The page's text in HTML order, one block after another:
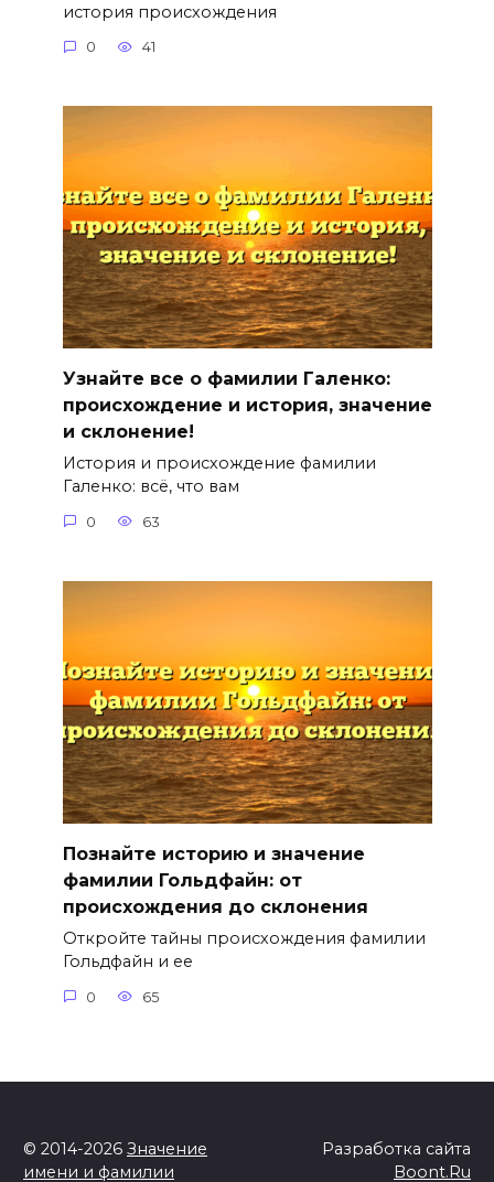
история происхождения
0 41
Узнайте все о фамилии Галенко:
происхождение и история, значение
и склонение!
История и происхождение фамилии
Галенко: всё, что вам
0 63
Познайте историю и значение
фамилии Гольдфайн: от
происхождения до склонения
Откройте тайны происхождения фамилии
Гольдфайн и ее
0 65
© 2014-2026 Значение
имени и фамилии
Разработка сайта
Boont.Ru